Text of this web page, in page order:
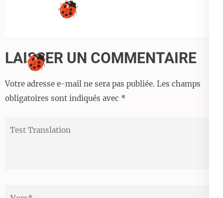
LAISSER UN COMMENTAIRE
Votre adresse e-mail ne sera pas publiée. Les champs
obligatoires sont indiqués avec *